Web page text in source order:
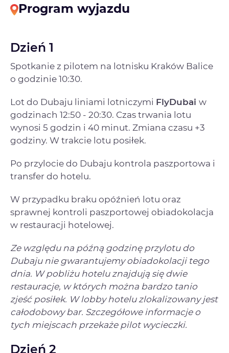
Program wyjazdu
Dzień 1
Spotkanie z pilotem na lotnisku Kraków Balice
o godzinie 10:30.
Lot do Dubaju liniami lotniczymi FlyDubai w
godzinach 12:50 - 20:30. Czas trwania lotu
wynosi 5 godzin i 40 minut. Zmiana czasu +3
godziny. W trakcie lotu posiłek.
Po przylocie do Dubaju kontrola paszportowa i
transfer do hotelu.
W przypadku braku opóźnień lotu oraz
sprawnej kontroli paszportowej obiadokolacja
w restauracji hotelowej.
Ze względu na późną godzinę przylotu do
Dubaju nie gwarantujemy obiadokolacji tego
dnia. W pobliżu hotelu znajdują się dwie
restauracje, w których można bardzo tanio
zjeść posiłek. W lobby hotelu zlokalizowany jest
całodobowy bar. Szczegółowe informacje o
tych miejscach przekaże pilot wycieczki.
Dzień 2